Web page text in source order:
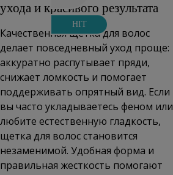
ухода и красивого результата
Качественная щетка для волос
делает повседневный уход проще:
аккуратно распутывает пряди,
снижает ломкость и помогает
поддерживать опрятный вид. Если
вы часто укладываетесь феном или
любите естественную гладкость,
щетка для волос становится
незаменимой. Удобная форма и
правильная жесткость помогают
HIT